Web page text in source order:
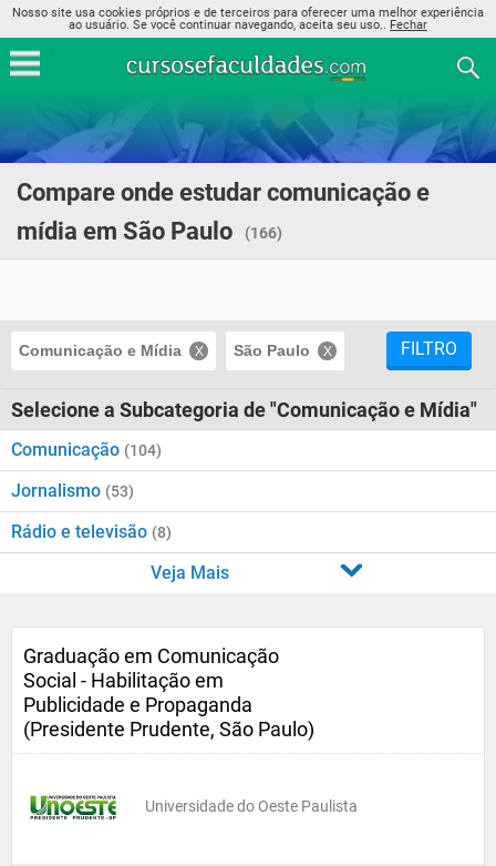
Nosso site usa cookies próprios e de terceiros para oferecer uma melhor experiência
ao usuário. Se você continuar navegando, aceita seu uso.. Fechar
Compare onde estudar comunicação e
mídia em São Paulo
(166)
Comunicação e Mídia São Paulo FILTRO
Selecione a Subcategoria de "Comunicação e Mídia"
Comunicação (104)
Jornalismo (53)
Rádio e televisão (8)
Veja Mais
Graduação em Comunicação
Social - Habilitação em
Publicidade e Propaganda
(Presidente Prudente, São Paulo)
Universidade do Oeste Paulista